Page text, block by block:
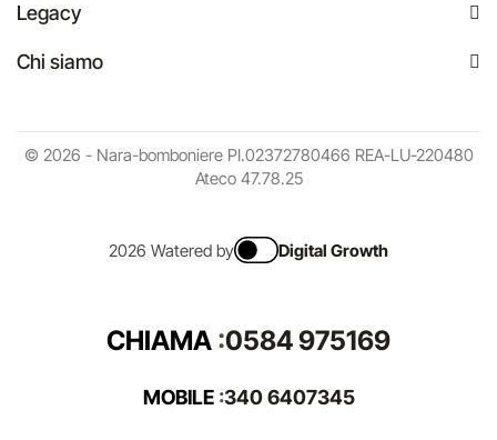
Legacy
Chi siamo
© 2026 - Nara-bomboniere PI.02372780466 REA-LU-220480
Ateco 47.78.25
2026 Watered by Digital Growth
CHIAMA :0584 975169
MOBILE:340 6407345